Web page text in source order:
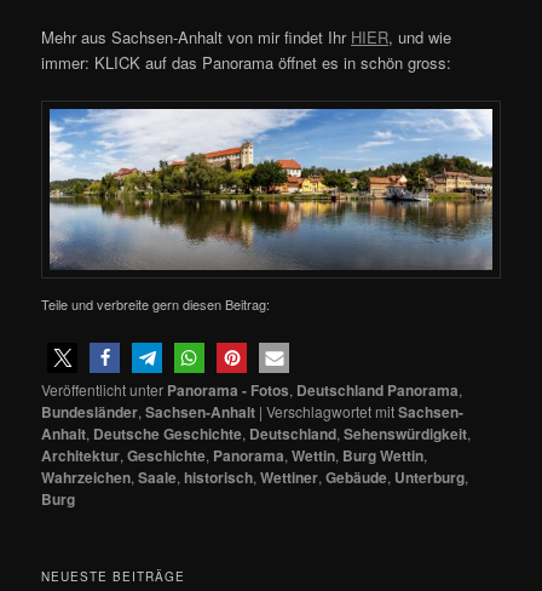
Mehr aus Sachsen-Anhalt von mir findet Ihr HIER, und wie
immer: KLICK auf das Panorama öffnet es in schön gross:
Teile und verbreite gern diesen Beitrag:
Veröffentlicht unter Panorama - Fotos, Deutschland Panorama,
Bundesländer,Sachsen-Anhalt |Verschlagwortet mitSachsen-
Anhalt, Deutsche Geschichte, Deutschland,Sehenswürdigkeit,
Architektur,Geschichte, Panorama,Wettin, Burg Wettin,
Wahrzeichen,Saale,historisch,Wettiner,Gebäude, Unterburg,
Burg
NEUESTE BEITRÄGE